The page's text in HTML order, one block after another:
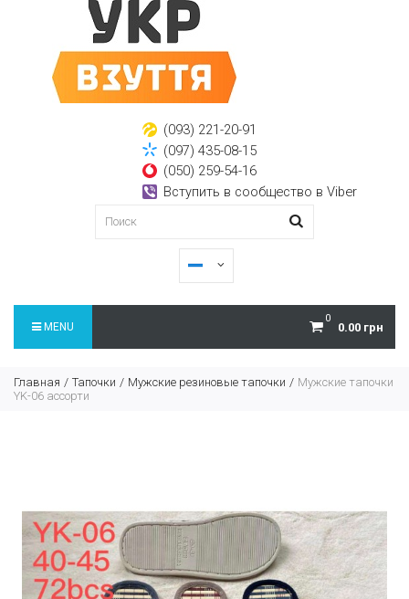
(093) 221-20-91
(097) 435-08-15
(050) 259-54-16
Вступить в сообщество в Viber
0
0.00 грн
MENU
Главная Тапочки Мужские резиновые тапочки
Мужские тапочки
YK-06 ассорти